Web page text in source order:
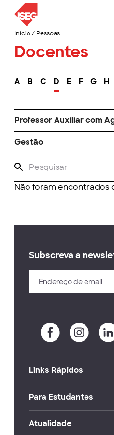
Início/ Pessoas
Docentes
A B C D E F G H
Professor Auxiliar com
Gestão
Não foram encontrados
Subscreva a
Links Rápidos
Para Estudantes
Atualidade